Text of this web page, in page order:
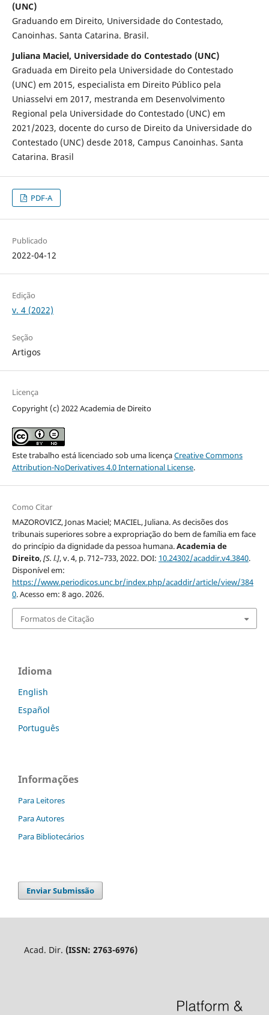
(UNC)
Graduando em Direito, Universidade do Contestado,
Canoinhas. Santa Catarina. Brasil.
Juliana Maciel, Universidade do Contestado (UNC)
Graduada em Direito pela Universidade do Contestado
(UNC) em 2015, especialista em Direito Público pela
Uniasselvi em 2017, mestranda em Desenvolvimento
Regional pela Universidade do Contestado (UNC) em
2021/2023, docente do curso de Direito da Universidade do
Contestado (UNC) desde 2018, Campus Canoinhas. Santa
Catarina. Brasil
PDF-A
Publicado
2022-04-12
Edição
v. 4 (2022)
Seção
Artigos
Licença
Copyright (c) 2022 Academia de Direito
Este trabalho está licenciado sob uma licençaCreative Commons
Attribution-NoDerivatives 4.0 International License.
Como Citar
MAZOROVICZ, Jonas Maciel; MACIEL, Juliana. As decisões dos
tribunais superiores sobre a expropriação do bem de família em face
do princípio da dignidade da pessoa humana.Academia de
Direito,[S. l.], v. 4, p. 712–733, 2022. DOI: 10.24302/acaddir.v4.3840.
Disponível em:
https://www.periodicos.unc.br/index.php/acaddir/article/view/384
0. Acesso em: 8 ago. 2026.
Formatos de Citação
Idioma
English
Español
Português
Informações
Para Leitores
Para Autores
Para Bibliotecários
Enviar Submissão
Acad. Dir. (ISSN: 2763-6976)